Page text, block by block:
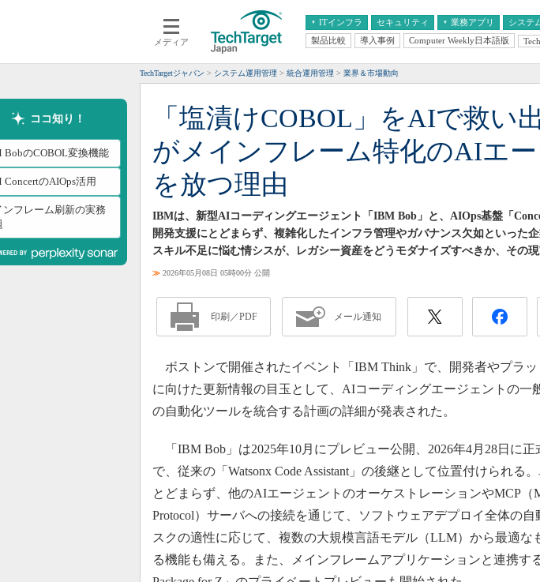
メディア
ITインフラ
クラウド
スマートモバイル
ネットワーク
システム運用管理
セキュリティ 業務アプリ
エンタープライズAI
ERP
CX
システ
経営とIT 医療IT
製品比較 導入事例 Computer Weekly日本語版
TechTargetジャパン システム運用管理 統合運用管理 業界＆市場動向
ココ知り！
BobのCOBOL変換機能
ConcertのAIOps活用
ンフレーム刷新の実務
「塩漬けCOBOL」をAIで救
がメインフレーム特化のAIエー
を放つ理由
IBMは、新型AIコーディングエージェント「IBM Bob」と、AIOps基盤「
開発支援にとどまらず、複雑化したインフラ管理やガバナンス欠如といった
スキル不足に悩む情シスが、レガシー資産をどうモダナイズすべきか、その現
≫ 2026年05月08日 05時00分 公開
印刷／PDF メール通知
ボストンで開催されたイベント「IBM Think」で、開発者やプラ
に向けた更新情報の目玉として、AIコーディングエージェントの一
の自動化ツールを統合する計画の詳細が発表された。
「IBM Bob」は2025年10月にプレビュー公開、2026年4月28日に
で、従来の「Watsonx Code Assistant」の後継として位置付けられる
とどまらず、他のAIエージェントのオーケストレーションやMCP（
Protocol）サーバへの接続を通じて、ソフトウェアデプロイ全体の
スクの適性に応じて、複数の大規模言語モデル（LLM）から最適な
る機能も備える。また、メインフレームアプリケーションと連携す